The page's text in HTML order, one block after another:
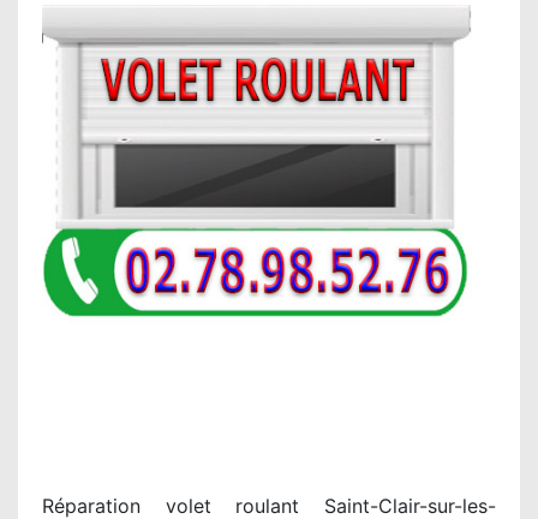
Réparation volet roulant Saint-Clair-sur-les-